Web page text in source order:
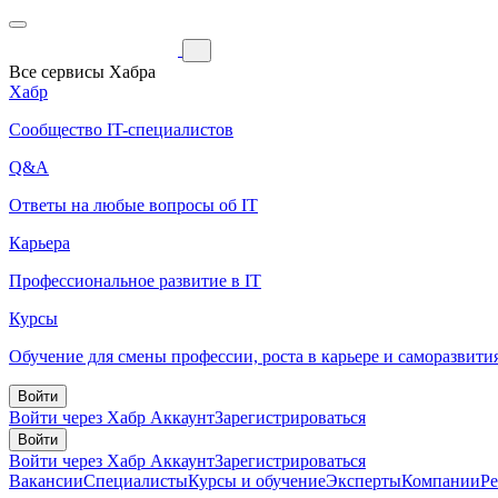
Все сервисы Хабра
Хабр
Сообщество IT-специалистов
Q&A
Ответы на любые вопросы об IT
Карьера
Профессиональное развитие в IT
Курсы
Обучение для смены профессии, роста в карьере и
Войти
Войти через Хабр АккаунтЗарегистрироваться
Войти
Войти через Хабр АккаунтЗарегистрироваться
ВакансииСпециалистыКурсы и обучениеЭкспертыКомпании